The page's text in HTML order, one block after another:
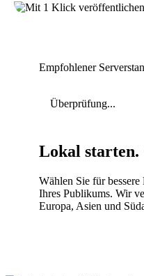
Empfohlener
Überprüfung...
Lokal starten.
Wählen Sie für
Ihres Publikums. Wir
Europa, Asien und